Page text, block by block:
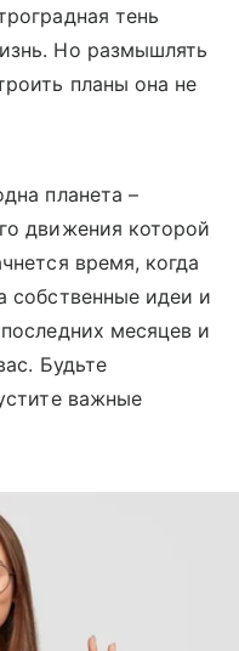
тень
Но размышлять
планы она не
планета –
движения которой
время, когда
собственные идеи и
месяцев и
Будьте
важные